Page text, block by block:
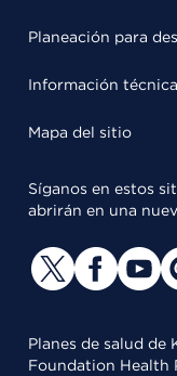
Planeación para
Información técnica
Mapa del sitio
Síganos en estos
abrirán en una
Planes de salud de
Foundation Health